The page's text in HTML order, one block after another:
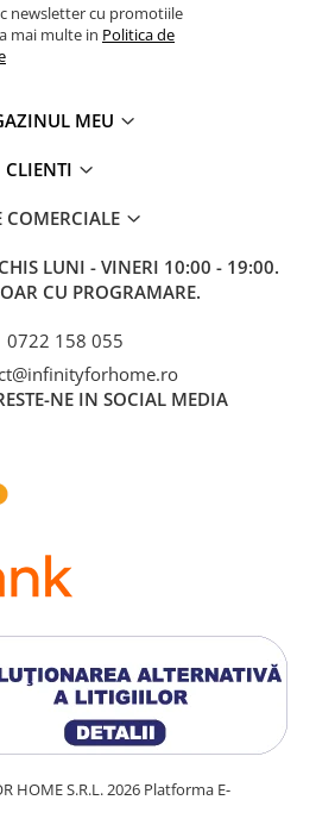
newsletter cu promotiile
mai multe in Politica de
MEU
CLIENTI
COMERCIALE
LUNI - VINERI 10:00 - 19:00.
CU PROGRAMARE.
0722 158 055
NE IN SOCIAL MEDIA
HOME S.R.L. 2026 Platforma E-